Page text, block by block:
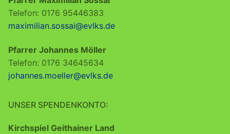
Telefon: 0176 95446383
maximilian.sossai@evlks.de
Pfarrer Johannes Möller
Telefon: 0176 34645634
johannes.moeller@evlks.de
UNSER SPENDENKONTO:
Kirchspiel Geithainer Land